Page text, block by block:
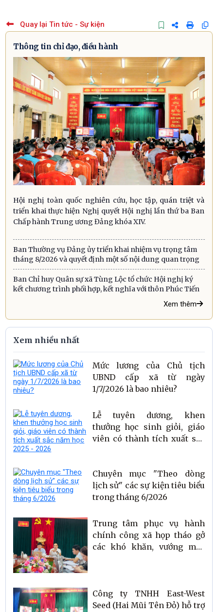
Quay lại Tin tức - Sự kiện
Thông tin chỉ đạo, điều hành
Hội nghị toàn quốc nghiên cứu, học tập, quán triệt và
triển khai thực hiện Nghị quyết Hội nghị lần thứ ba Ban
Chấp hành Trung ương Đảng khóa XIV.
Ban Thường vụ Đảng ủy triển khai nhiệm vụ trọng tâm
tháng 8/2026 và quyết định một số nội dung quan trọng
Ban Chỉ huy Quân sự xã Tùng Lộc tổ chức Hội nghị ký
kết chương trình phối hợp, kết nghĩa với thôn Phúc Tiến
Xem thêm
Xem nhiều nhất
Mức lương của Chủ tịch
UBND cấp xã từ ngày
1/7/2026 là bao nhiêu?
Lễ tuyên dương, khen
thưởng học sinh giỏi, giáo
viên có thành tích xuất sắc
Chuyên mục "Theo dòng
lịch sử" các sự kiện tiêu biểu
trong tháng 6/2026
Trung tâm phục vụ hành
chính công xã họp tháo gở
các khó khăn, vướng mắc
Công ty TNHH East-West
Seed (Hai Mũi Tên Đỏ) hỗ trợ